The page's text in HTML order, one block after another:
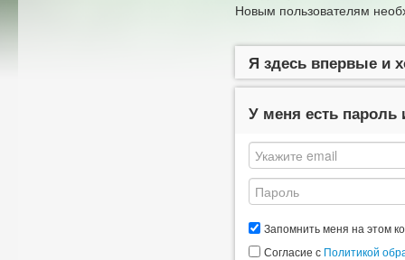
Новым пользователям
Я здесь впервые и
У меня есть пароль
Запомнить меня на этом
Согласие с Политикой